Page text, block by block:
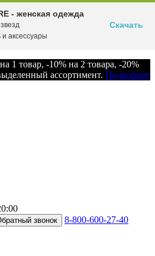
товар, -10% на 2 товара, -20%
ассортимент. Подробнее
звонок 8-800-600-27-40
- женская одежда
аксессуары
Скачать